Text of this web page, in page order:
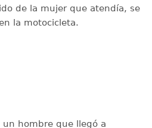
de la mujer que atendía, se
la motocicleta.
un hombre que llegó a